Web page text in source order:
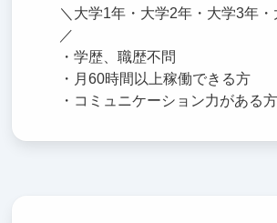
＼大学1年・大学2年・大学3年・
／
・学歴、職歴不問
・月60時間以上稼働できる方
・コミュニケーション力がある方